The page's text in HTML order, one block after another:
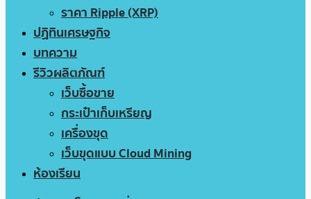
ราคา Ripple (XRP)
ปฏิทินเศรษฐกิจ
บทความ
รีวิวผลิตภัณฑ์
เว็บซื้อขาย
กระเป๋าเก็บเหรียญ
เครื่องขุด
เว็บขุดแบบ Cloud Mining
ห้องเรียน